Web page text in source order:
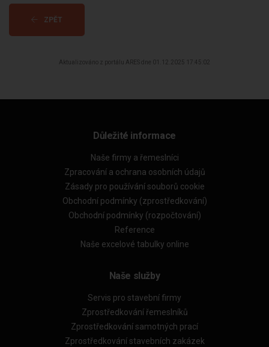
ZPĚT
Aktualizováno z portálu ARES dne 01.12.2025 17:45:02
Důležité informace
Naše firmy a řemeslníci
Zpracování a ochrana osobních údajů
Zásady pro používání souborů cookie
Obchodní podmínky (zprostředkování)
Obchodní podmínky (rozpočtování)
Reference
Naše excelové tabulky online
Naše služby
Servis pro stavební firmy
Zprostředkování řemeslníků
Zprostředkování samotných prací
Zprostředkování stavebních zakázek